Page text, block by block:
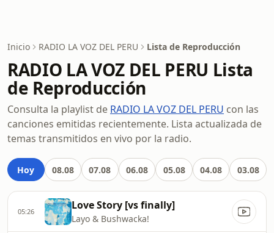
Inicio RADIO LA VOZ DEL PERU Lista de Reproducción
RADIO LA VOZ DEL PERU Lista
de Reproducción
Consulta la playlist de RADIO LA VOZ DEL PERU con las
canciones emitidas recientemente. Lista actualizada de
temas transmitidos en vivo por la radio.
Hoy 08.08 07.08 06.08 05.08 04.08 03.08
05:26 Love Story [vs finally]
Layo & Bushwacka!